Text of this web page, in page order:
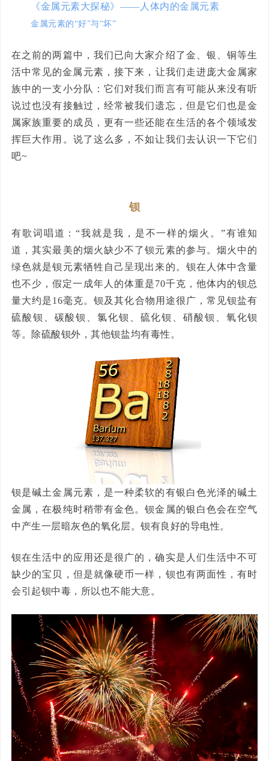
《金属元素大探秘》——人体内的金属元素
金属元素的“好”与“坏”
在之前的两篇中，我们已向大家介绍了金、银、铜等生
活中常见的金属元素，接下来，‌让我们走进庞大金属家
族中的一支小分队：它们对我们而言有可能从来没有听
说过也没有接触过，经常被我们遗忘，但是它们也是金
属家族重要的成员，更有一些还能在生活的各个领域发
挥巨大作用。说了这么多，不如让我们去认识一下它们
吧~
钡
有歌词唱道：“我就是我，是不一样的烟火。”有谁知
道，其实最美的烟火缺少不了钡元素的参与。烟火中的
绿色就是钡元素牺牲自己呈现出来的。钡在人体中含量
也不少，假定一成年人的体重是70千克，他体内的钡总
量大约是16毫克。钡及其化合物用途很广，常见钡盐有
硫酸钡、碳酸钡、氯化钡、硫化钡、硝酸钡、氧化钡
等。除硫酸钡外，其他钡盐均有毒性。
钡是碱土金属元素，是一种柔软的有银白色光泽的碱土
金属，在极纯时稍带有金色。钡金属的银白色会在空气
中产生一层暗灰色的氧化层。钡有良好的导电性。
钡在生活中的应用还是很广的，确实是人们生活中不可
缺少的宝贝，但是就像硬币一样，钡也有两面性，有时
会引起钡中毒，所以也不能大意。